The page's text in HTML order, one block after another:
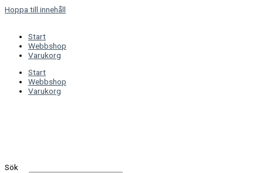
Hoppa till innehåll
Start
Webbshop
Varukorg
Start
Webbshop
Varukorg
Sök